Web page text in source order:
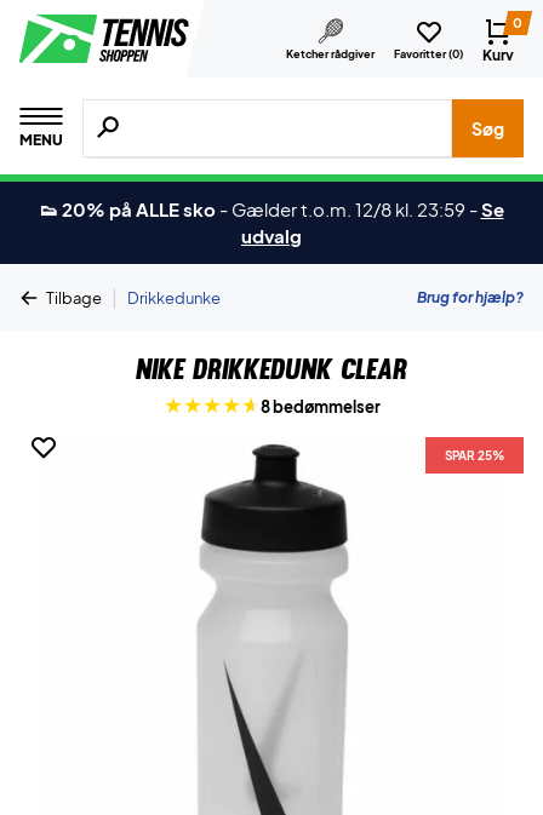
Ketcher rådgiver Favoritter (0)
0
Kurv
MENU
Søg efter produkter, mærker etc.
Søg
👟 20% på ALLE sko - Gælder t.o.m. 12/8 kl. 23:59 -Se
udvalg
Tilbage | Drikkedunke Brug for hjælp?
Nike Drikkedunk Clear
8 bedømmelser
SPAR 25%